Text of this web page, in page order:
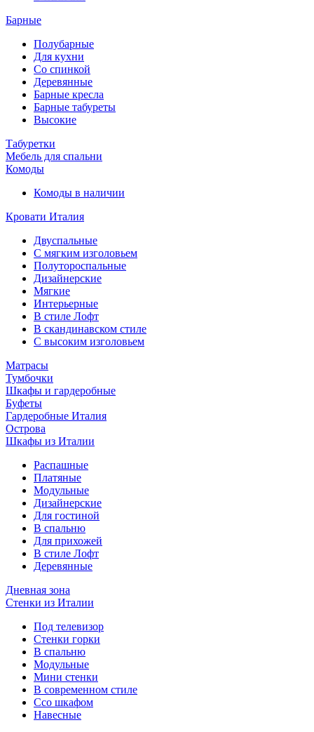
Барные
Полубарные
Для кухни
Со спинкой
Деревянные
Барные кресла
Барные табуреты
Высокие
Табуретки
Мебель для спальни
Комоды
Комоды в наличии
Кровати Италия
Двуспальные
С мягким изголовьем
Полутороспальные
Дизайнерские
Мягкие
Интерьерные
В стиле Лофт
В скандинавском стиле
С высоким изголовьем
Матрасы
Тумбочки
Шкафы и гардеробные
Буфеты
Гардеробные Италия
Острова
Шкафы из Италии
Распашные
Платяные
Модульные
Дизайнерские
Для гостиной
В спальню
Для прихожей
В стиле Лофт
Деревянные
Дневная зона
Стенки из Италии
Под телевизор
Стенки горки
В спальню
Модульные
Мини стенки
В современном стиле
Ссо шкафом
Навесные